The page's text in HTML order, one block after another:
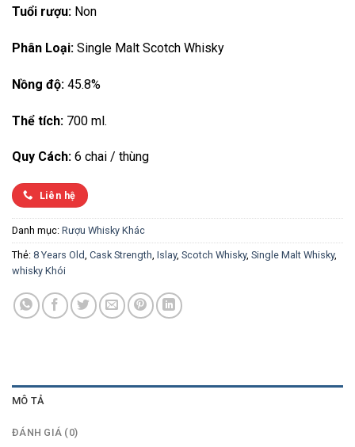
Tuổi rượu: Non
Phân Loại: Single Malt Scotch Whisky
Nồng độ: 45.8%
Thể tích: 700 ml.
Quy Cách: 6 chai / thùng
Liên hệ
Danh mục: Rượu Whisky Khác
Thẻ: 8 Years Old Cask Strength Islay, Scotch Whisky, Single Malt Whisky,
whisky Khói
MÔ TẢ
ĐÁNH GIÁ (0)